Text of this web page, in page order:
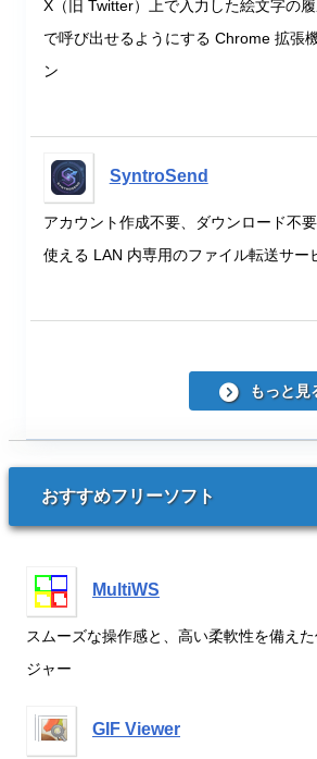
X（旧 Twitter）上で入力した絵文字の
で呼び出せるようにする Chrome 拡張
ン
SyntroSend
アカウント作成不要、ダウンロード不
使える LAN 内専用のファイル転送サー
もっと見
おすすめフリーソフト
MultiWS
スムーズな操作感と、高い柔軟性を備え
ジャー
GIF Viewer